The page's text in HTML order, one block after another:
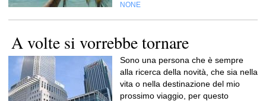
NONE
A volte si vorrebbe tornare
Sono una persona che è sempre
alla ricerca della novità, che sia nella
vita o nella destinazione del mio
prossimo viaggio, per questo